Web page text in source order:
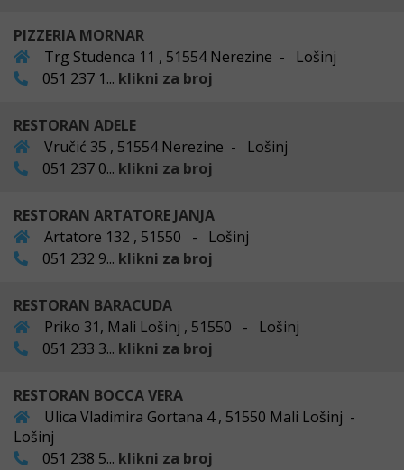
PIZZERIA MORNAR
Trg Studenca 11 , 51554 Nerezine - Lošinj
051 237 1... klikni za broj
RESTORAN ADELE
Vručić 35 , 51554 Nerezine - Lošinj
051 237 0... klikni za broj
RESTORAN ARTATORE JANJA
Artatore 132 , 51550 - Lošinj
051 232 9... klikni za broj
RESTORAN BARACUDA
Priko 31, Mali Lošinj , 51550 - Lošinj
051 233 3... klikni za broj
RESTORAN BOCCA VERA
Ulica Vladimira Gortana 4 , 51550 Mali Lošinj -
Lošinj
051 238 5... klikni za broj